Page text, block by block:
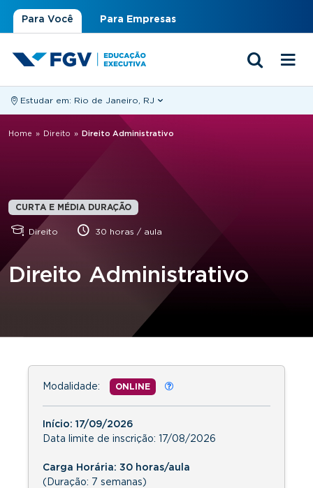
Para Você Para Empresas
Estudar em: Rio de Janeiro, RJ
Você está aqui
Home » Direito » Direito Administrativo
CURTA E MÉDIA DURAÇÃO
Direito 30 horas / aula
Direito Administrativo
Modalidade: ONLINE
Início: 17/09/2026
Data limite de inscrição: 17/08/2026
Carga Horária: 30 horas/aula
(Duração: 7 semanas)